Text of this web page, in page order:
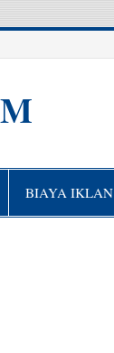
BIAYA IKLAN